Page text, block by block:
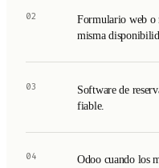
02
Formulario web o
misma
03
Software de
fiable.
04
Odoo cuando los